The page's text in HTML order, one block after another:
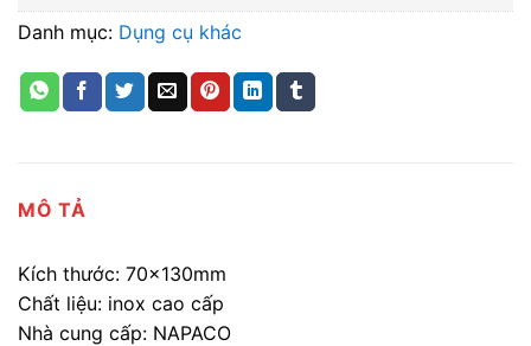
Danh mục: Dụng cụ khác
MÔ TẢ
Kích thước: 70x130mm
Chất liệu: inox cao cấp
Nhà cung cấp: NAPACO